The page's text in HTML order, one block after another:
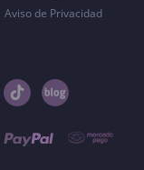
Aviso de Privacidad